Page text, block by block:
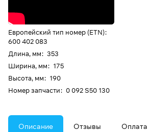
Европейский тип номер (ETN):
600 402 083
Длина, мм: 353
Ширина, мм: 175
Высота, мм: 190
Номер запчасти: 0 092 S50 130
Описание Отзывы Оплата